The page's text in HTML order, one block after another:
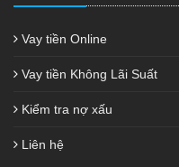
Vay tiền Online
Vay tiền Không Lãi Suất
Kiểm tra nợ xấu
Liên hệ